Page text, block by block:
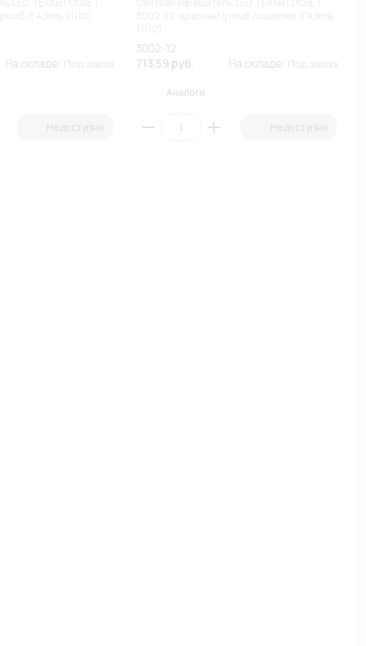
На складе:
Недоступно
3002-12
713.59 руб.
На складе:
Аналоги
Недоступно